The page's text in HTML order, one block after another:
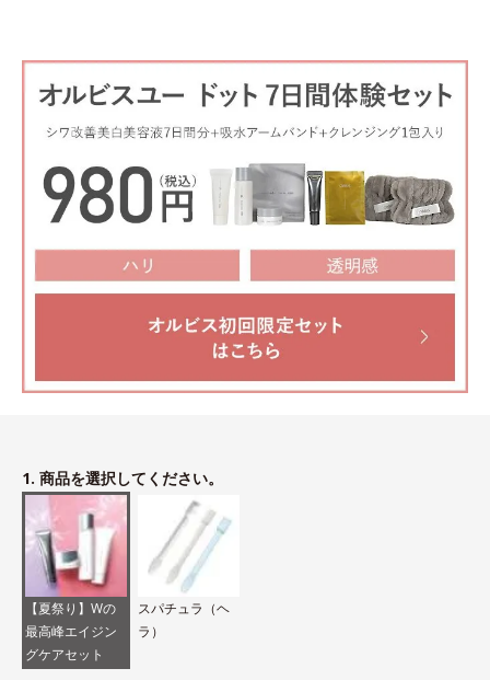
1. 商品を選択してください。
【夏祭り】Wの
最高峰エイジン
グケアセット
スパチュラ（ヘ
ラ）